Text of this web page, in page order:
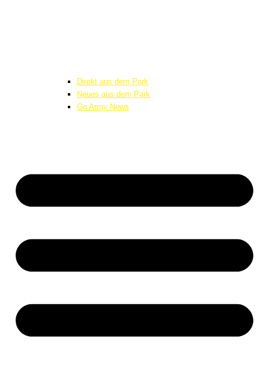
Direkt aus dem Park
Neues aus dem Park
Go Army News